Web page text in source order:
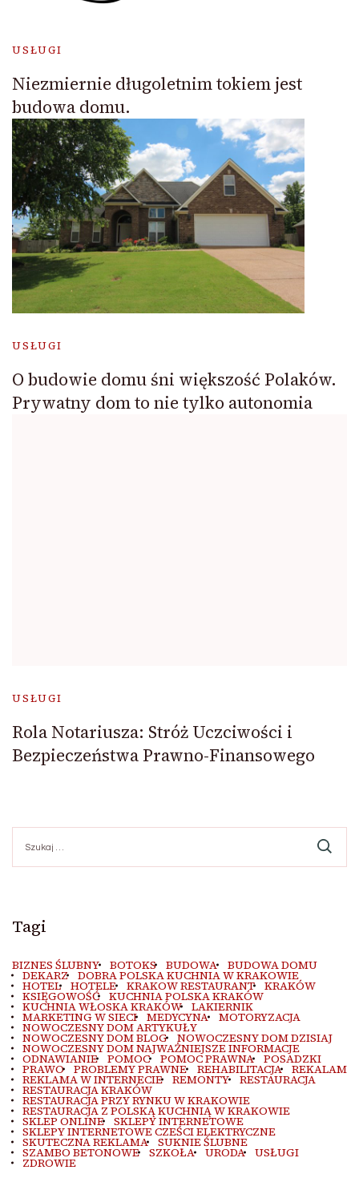
USŁUGI
Niezmiernie długoletnim tokiem jest
budowa domu.
USŁUGI
O budowie domu śni większość Polaków.
Prywatny dom to nie tylko autonomia
USŁUGI
Rola Notariusza: Stróż Uczciwości i
Bezpieczeństwa Prawno-Finansowego
Tagi
BIZNES ŚLUBNY BOTOKS BUDOWA BUDOWA DOMU
DEKARZ DOBRA POLSKA KUCHNIA W KRAKOWIE
HOTEL HOTELE KRAKOW RESTAURANT KRAKÓW
KSIĘGOWOŚĆ KUCHNIA POLSKA KRAKÓW
KUCHNIA WŁOSKA KRAKÓW LAKIERNIK
MARKETING W SIECI MEDYCYNA MOTORYZACJA
NOWOCZESNY DOM ARTYKUŁY
NOWOCZESNY DOM BLOG NOWOCZESNY DOM DZISIAJ
NOWOCZESNY DOM NAJWAŻNIEJSZE INFORMACJE
ODNAWIANIE POMOC POMOC PRAWNA POSADZKI
PRAWO PROBLEMY PRAWNE REHABILITACJA REKALAM
REKLAMA W INTERNECIE REMONTY RESTAURACJA
RESTAURACJA KRAKÓW
RESTAURACJA PRZY RYNKU W KRAKOWIE
RESTAURACJA Z POLSKĄ KUCHNIĄ W KRAKOWIE
SKLEP ONLINE SKLEPY INTERNETOWE
SKLEPY INTERNETOWE CZEŚCI ELEKTRYCZNE
SKUTECZNA REKLAMA SUKNIE ŚLUBNE
SZAMBO BETONOWE SZKOŁA URODA USŁUGI
ZDROWIE